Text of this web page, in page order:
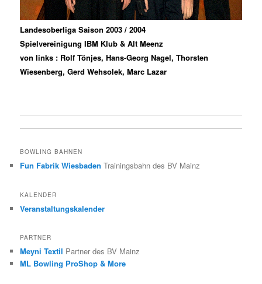
Landesoberliga Saison 2003 / 2004
Spielvereinigung IBM Klub & Alt Meenz
von links : Rolf Tönjes, Hans-Georg Nagel, Thorsten
Wiesenberg, Gerd Wehsolek, Marc Lazar
BOWLING BAHNEN
Fun Fabrik Wiesbaden Trainingsbahn des BV Mainz
KALENDER
Veranstaltungskalender
PARTNER
Meyni Textil Partner des BV Mainz
ML Bowling ProShop & More